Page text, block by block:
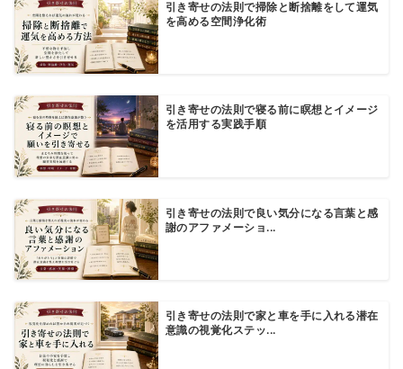
引き寄せの法則で掃除と断捨離をして運気
を高める空間浄化術
引き寄せの法則で寝る前に瞑想とイメージ
を活用する実践手順
引き寄せの法則で良い気分になる言葉と感
謝のアファメーショ...
引き寄せの法則で家と車を手に入れる潜在
意識の視覚化ステッ...